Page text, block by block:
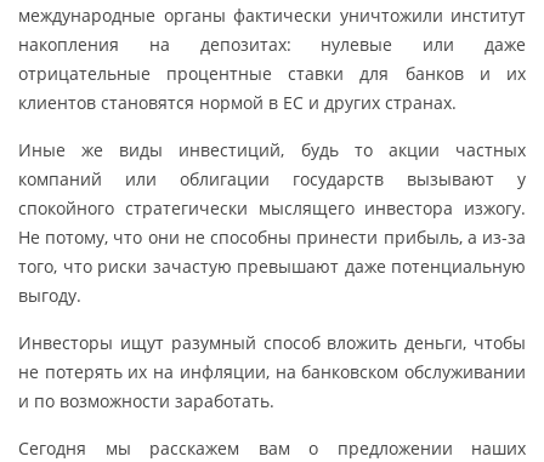
международные органы фактически уничтожили институт
накопления на депозитах: нулевые или даже
отрицательные процентные ставки для банков и их
клиентов становятся нормой в ЕС и других странах.
Иные же виды инвестиций, будь то акции частных
компаний или облигации государств вызывают у
спокойного стратегически мыслящего инвестора изжогу.
Не потому, что они не способны принести прибыль, а из-за
того, что риски зачастую превышают даже потенциальную
выгоду.
Инвесторы ищут разумный способ вложить деньги, чтобы
не потерять их на инфляции, на банковском обслуживании
и по возможности заработать.
Сегодня мы расскажем вам о предложении наших